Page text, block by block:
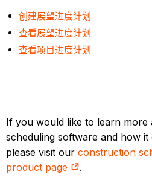
创建展望进度计划
查看展望进度计划
查看项目进度计划
If you would like to learn
scheduling software and how
please visit ourconstruction
product page
.